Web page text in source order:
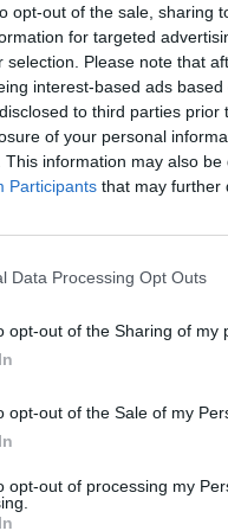
opt-out of the sale, sharing
for targeted
selection. Please note that
interest-based ads
to third parties
of your personal
This information may also
Participants that may further
Data Processing Opt Outs
opt-out of the Sharing of my
opt-out of the Sale of my
opt-out of processing my
legato
prostituzione».
di coscienza
prenderà
Probabilmente un
49 proposte
e la tratta degli
con lui e i relatori
cancelliere - e il
tema non era stato
XVI». «Abbiamo
Castellvi,
dei medici